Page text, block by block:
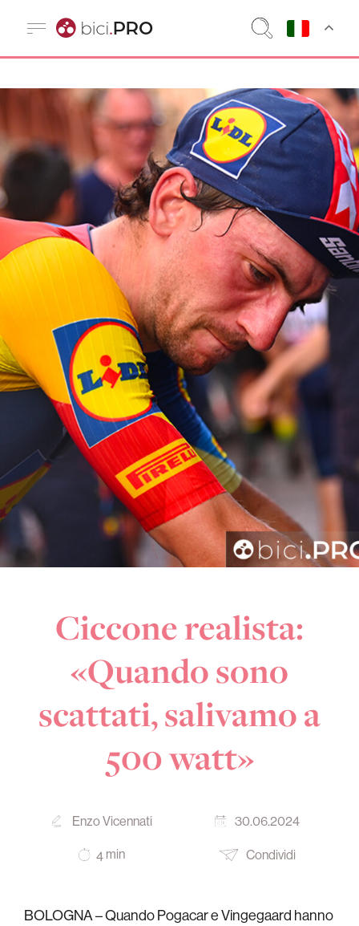
Ciccone realista:
«Quando sono
scattati, salivamo a
500 watt»
Enzo Vicennati 30.06.2024
4 min Condividi
BOLOGNA – Quando Pogacar e Vingegaard hanno